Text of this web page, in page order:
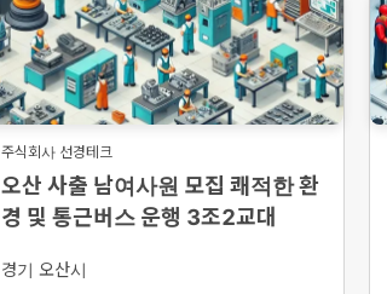
주식회사 선경테크
오산 사출 남여사원 모집 쾌적한 환
경 및 통근버스 운행 3조2교대
경기 오산시